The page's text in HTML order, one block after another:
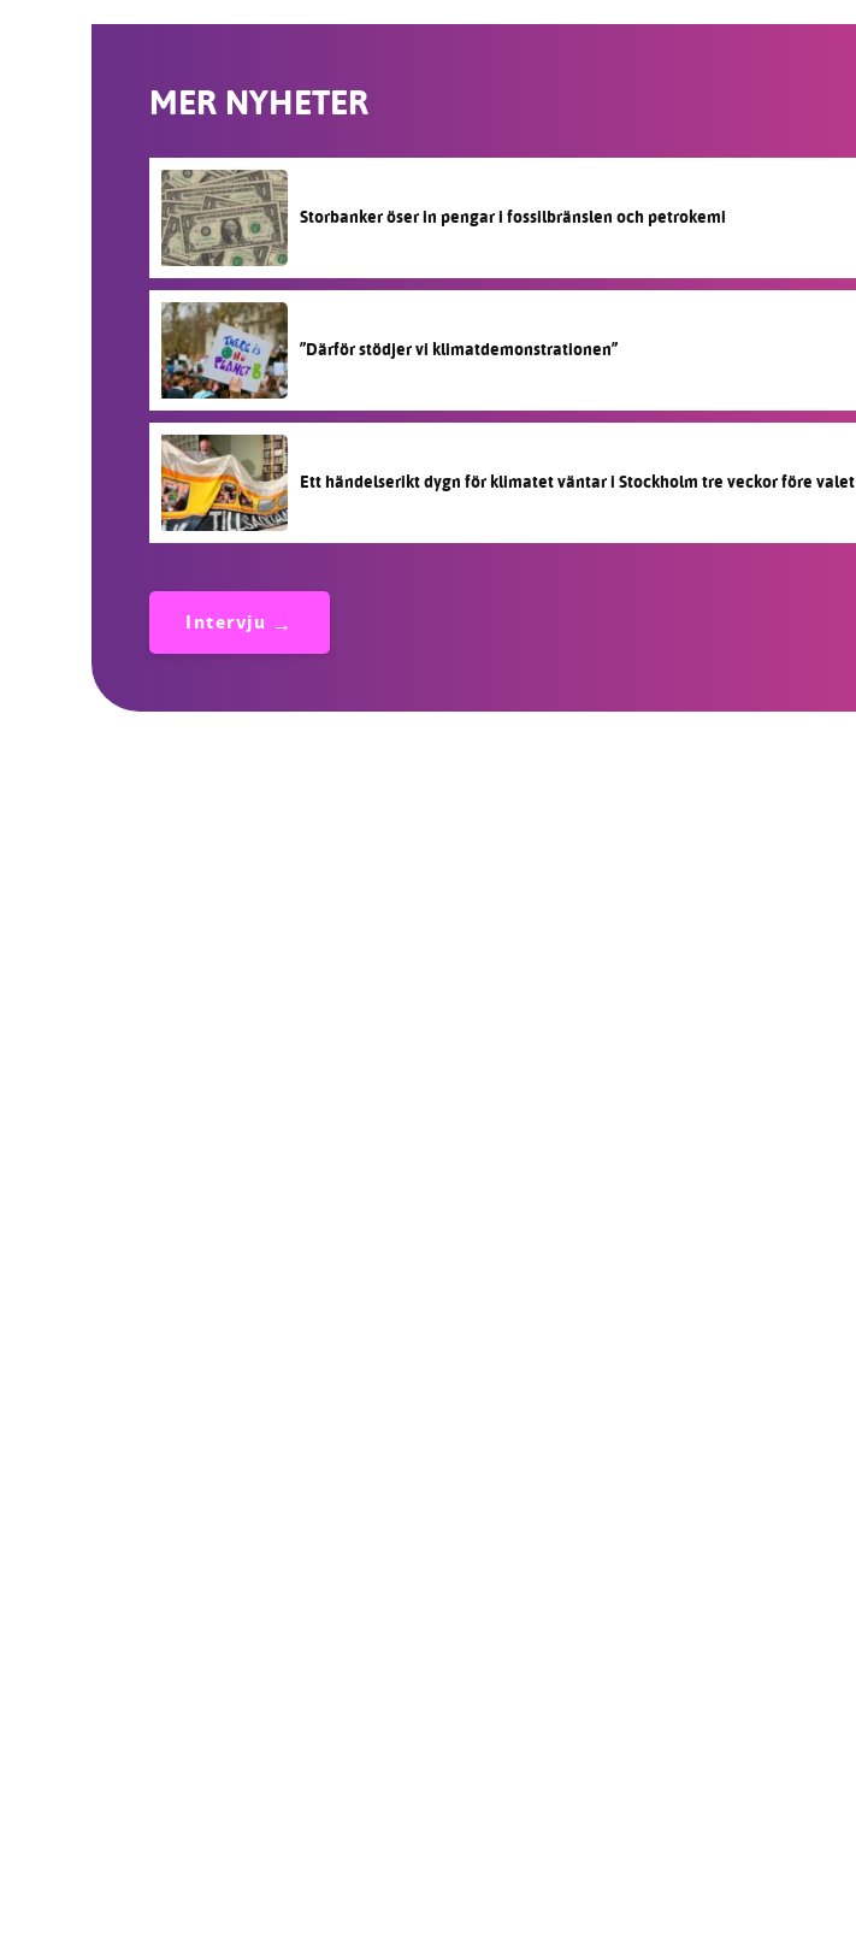
MER NYHETER
Storbanker öser in pengar i fossilbränslen och petrokemi
”Därför stödjer vi klimatdemonstrationen”
Ett händelserikt dygn för klimatet väntar i Stockholm tre veckor före valet
Intervju